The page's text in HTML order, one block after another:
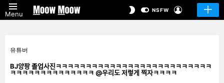
Menu
SWITCHNSFW
유튜버
BJ양팡 졸업사진ㅋㅋㅋㅋㅋㅋㅋㅋㅋㅋㅋㅋㅋㅋㅋㅋㅋㅋㅋㅋㅋㅋㅋㅋㅋㅋ
ㅋㅋㅋㅋㅋㅋㅋㅋㅋㅋㅋㅋㅋㅋ @우리도 저렇게 찍자ㅋㅋㅋㅋ